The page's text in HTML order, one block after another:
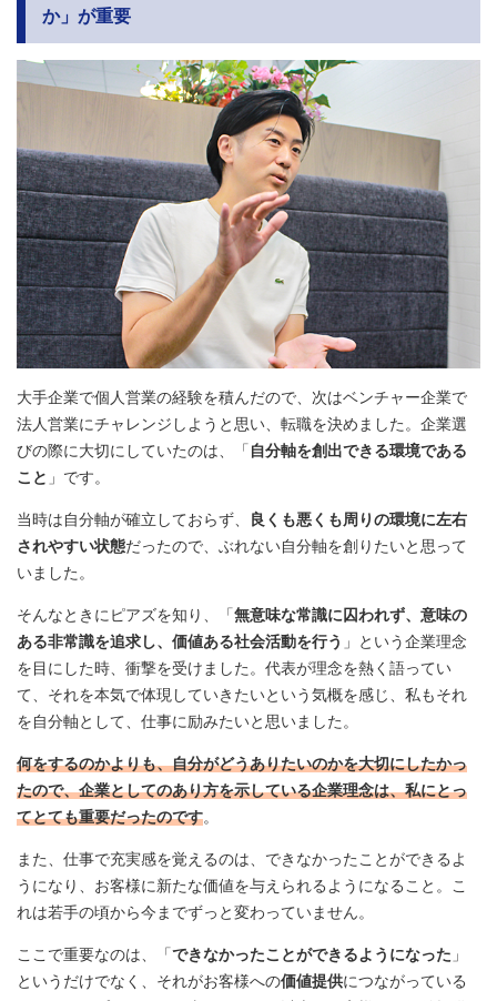
か」が重要
大手企業で個人営業の経験を積んだので、次はベンチャー企業で
法人営業にチャレンジしようと思い、転職を決めました。企業選
びの際に大切にしていたのは、「 自分軸を創出できる環境である
こと 」です。
当時は自分軸が確立しておらず、
良くも悪くも周りの環境に左右
されやすい状態だったので、ぶれない自分軸を創りたいと思って
いました。
そんなときにピアズを知り、「無意味な常識に囚われず、意味の
ある非常識を追求し、価値ある社会活動を行う 」という企業理念
を目にした時、衝撃を受けました。代表が理念を熱く語ってい
て、それを本気で体現していきたいという気概を感じ、私もそれ
を自分軸として、仕事に励みたいと思いました。
何をするのかよりも、自分がどうありたいのかを大切にしたかっ
たので、企業としてのあり方を示している企業理念は、私にとっ
てとても重要だったのです。
また、仕事で充実感を覚えるのは、できなかったことができるよ
うになり、お客様に新たな価値を与えられるようになること。こ
れは若手の頃から今までずっと変わっていません。
ここで重要なのは、「できなかったことができるようになった 」
というだけでなく、それがお客様への価値提供につながっている